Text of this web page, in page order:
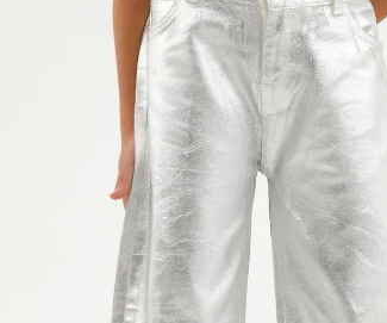
3.
.
5
6
7.
8
9.
10.